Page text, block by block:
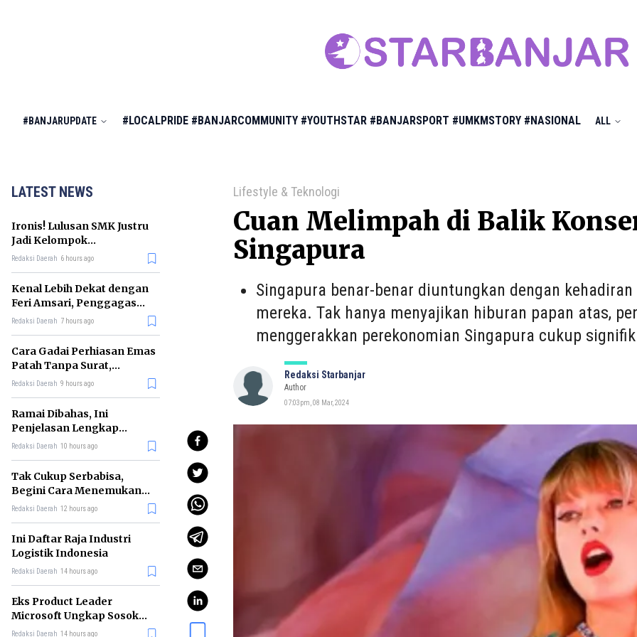
#BANJARUPDATE #LOCALPRIDE #BANJARCOMMUNITY #YOUTHSTAR #BANJARSPORT #UMKMSTORY #NASIONAL ALL
LATEST NEWS
Ironis! Lulusan SMK Justru
Jadi Kelompok
Pengangguran Terbanyak
Redaksi Daerah 6 hours ago
Kenal Lebih Dekat dengan
Feri Amsari, Penggagas
Kabinet Bayangan
Redaksi Daerah 7 hours ago
Cara Gadai Perhiasan Emas
Patah Tanpa Surat,
Ternyata Tetap Bisa!
Redaksi Daerah 9 hours ago
Ramai Dibahas, Ini
Penjelasan Lengkap
tentang Konsep Kabinet
Redaksi Daerah 10 hours ago
Tak Cukup Serbabisa,
Begini Cara Menemukan
'Spike' agar CV Dilirik HR
Redaksi Daerah 12 hours ago
Ini Daftar Raja Industri
Logistik Indonesia
Redaksi Daerah 14 hours ago
Eks Product Leader
Microsoft Ungkap Sosok
yang Paling Cocok
Redaksi Daerah 14 hours ago
Lifestyle & Teknologi
Cuan Melimpah di Balik
Singapura
Singapura benar-benar diuntungkan dengan
mereka. Tak hanya menyajikan hiburan papan atas,
menggerakkan perekonomian Singapura cukup
Redaksi Starbanjar
Author
07:03pm, 08 Mar, 2024